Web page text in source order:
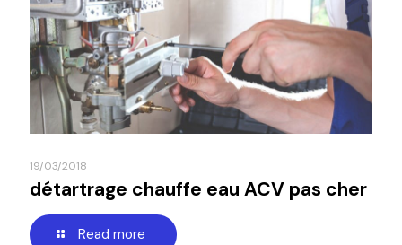
19/03/2018
détartrage chauffe eau ACV pas cher
Read more